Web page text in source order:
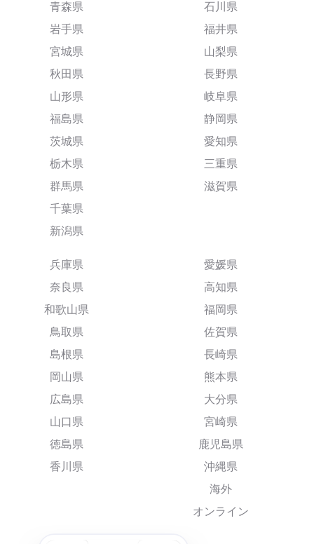
青森県
岩手県
宮城県
秋田県
山形県
福島県
茨城県
栃木県
群馬県
千葉県
新潟県
石川県
福井県
山梨県
長野県
岐阜県
静岡県
愛知県
三重県
滋賀県
兵庫県
奈良県
和歌山県
鳥取県
島根県
岡山県
広島県
山口県
徳島県
香川県
愛媛県
高知県
福岡県
佐賀県
長崎県
熊本県
大分県
宮崎県
鹿児島県
沖縄県
海外
オンライン